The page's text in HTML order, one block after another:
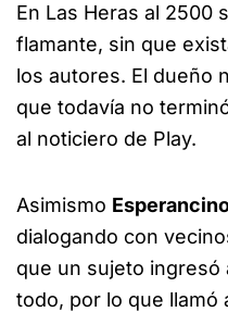
En Las Heras al 2500
flamante, sin que
los autores. El dueño
que todavía no
al noticiero de Play.
Asimismo
dialogando con
que un sujeto ingresó
todo, por lo que llamó